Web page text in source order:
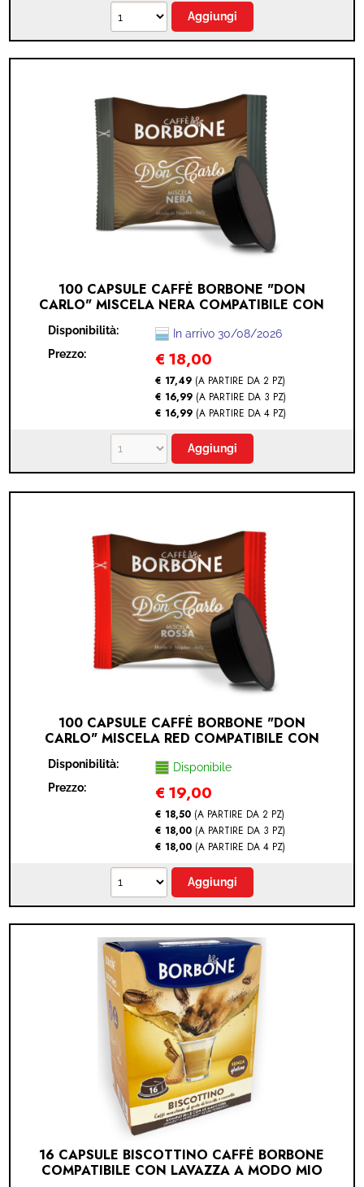
100 CAPSULE CAFFÈ BORBONE "DON
CARLO" MISCELA NERA COMPATIBILE CON
MIO® - NERO - 100 CAPSULE)
Disponibilità:
In arrivo 30/08/2026
Prezzo:
€ 18,00
€ 17,49 (A PARTIRE DA 2 PZ)
€ 16,99 (A PARTIRE DA 3 PZ)
€ 16,99 (A PARTIRE DA 4 PZ)
100 CAPSULE CAFFÈ BORBONE "DON
CARLO" MISCELA RED COMPATIBILE CON
MIO® - RED - 100 CAPSULE)
Disponibilità:
Disponibile
Prezzo:
€ 19,00
€ 18,50 (A PARTIRE DA 2 PZ)
€ 18,00 (A PARTIRE DA 3 PZ)
€ 18,00 (A PARTIRE DA 4 PZ)
16 CAPSULE BISCOTTINO CAFFÈ BORBONE
COMPATIBILE CON LAVAZZA A MODO MIO